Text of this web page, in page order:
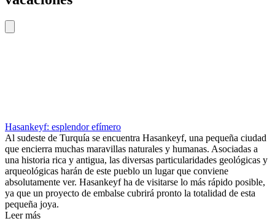
Hasankeyf: esplendor efímero
Al sudeste de Turquía se encuentra Hasankeyf, una pequeña ciudad
que encierra muchas maravillas naturales y humanas. Asociadas a
una historia rica y antigua, las diversas particularidades geológicas y
arqueológicas harán de este pueblo un lugar que conviene
absolutamente ver. Hasankeyf ha de visitarse lo más rápido posible,
ya que un proyecto de embalse cubrirá pronto la totalidad de esta
pequeña joya.
Leer más